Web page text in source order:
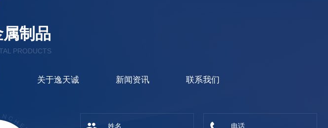
制品
PRODUCTS
关于逸天诚 新闻资讯 联系我们